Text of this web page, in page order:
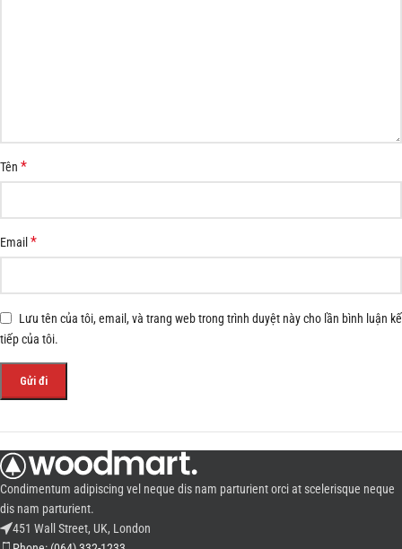
Tên *
Email*
Lưu tên của tôi, email, và trang web trong trình duyệt này cho lần bình luận kế
tiếp của tôi.
Condimentum adipiscing vel neque dis nam parturient orci at scelerisque neque
dis nam parturient.
451 Wall Street, UK, London